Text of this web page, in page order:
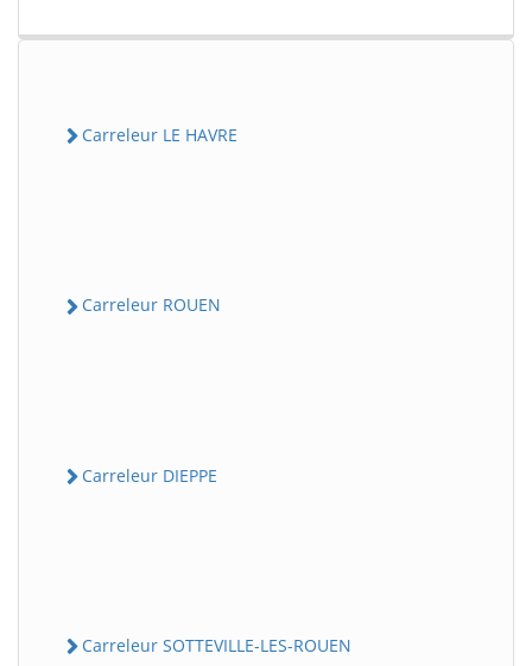
Carreleur LE HAVRE
Carreleur ROUEN
Carreleur DIEPPE
Carreleur SOTTEVILLE-LES-ROUEN